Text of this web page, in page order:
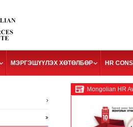
МЭРГЭШҮҮЛЭХ ХӨТӨЛБӨР HR
Mongolian HR